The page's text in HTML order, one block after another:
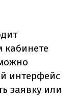
интерфейс
заявку или